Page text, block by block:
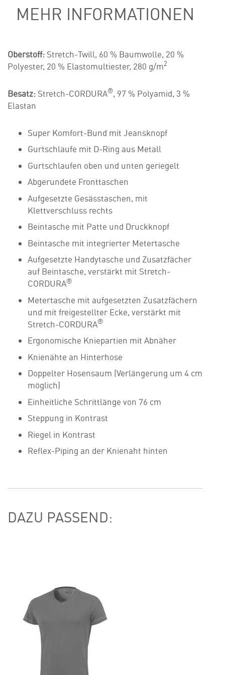
MEHR INFORMATIONEN
Oberstoff: Stretch-Twill, 60 % Baumwolle, 20 %
Polyester, 20 % Elastomultiester, 280 g/m2
Besatz: Stretch-CORDURA®, 97 % Polyamid, 3 %
Elastan
Super Komfort-Bund mit Jeansknopf
Gurtschlaufe mit D-Ring aus Metall
Gurtschlaufen oben und unten geriegelt
Abgerundete Fronttaschen
Aufgesetzte Gesässtaschen, mit
Klettverschluss rechts
Beintasche mit Patte und Druckknopf
Beintasche mit integrierter Metertasche
Aufgesetzte Handytasche und Zusatzfächer
auf Beintasche, verstärkt mit Stretch-
CORDURA®
Metertasche mit aufgesetzten Zusatzfächern
und mit freigestellter Ecke, verstärkt mit
Stretch-CORDURA®
Ergonomische Kniepartien mit Abnäher
Knienähte an Hinterhose
Doppelter Hosensaum (Verlängerung um 4 cm
möglich)
Einheitliche Schrittlänge von 76 cm
Steppung in Kontrast
Riegel in Kontrast
Reflex-Piping an der Knienaht hinten
DAZU PASSEND: